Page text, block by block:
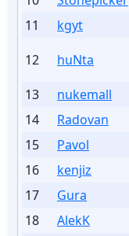
11
kgyt
12
huNta
13
nukemall
14
Radovan
15
Pavol
16
kenjiz
17
Gura
18
AlekK